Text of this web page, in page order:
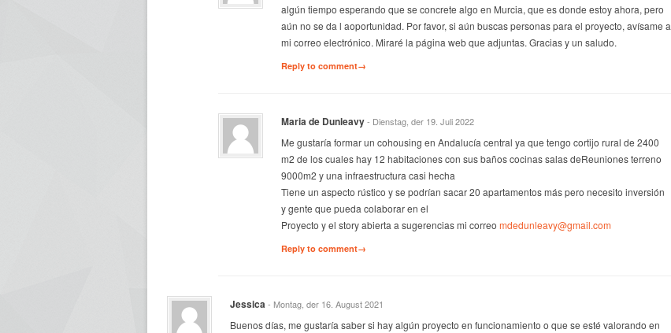
algún tiempo esperando que se concrete algo en Murcia, que es donde estoy ahora, pero
aún no se da l aoportunidad. Por favor, si aún buscas personas para el proyecto, avísame a
mi correo electrónico. Miraré la página web que adjuntas. Gracias y un saludo.
Reply to comment→
Maria de Dunleavy- Dienstag, der 19. Juli 2022
Me gustaría formar un cohousing en Andalucía central ya que tengo cortijo rural de 2400
m2 de los cuales hay 12 habitaciones con sus baños cocinas salas deReuniones terreno
9000m2 y una infraestructura casi hecha
Tiene un aspecto rústico y se podrían sacar 20 apartamentos más pero necesito inversión
y gente que pueda colaborar en el
Proyecto y el story abierta a sugerencias mi correo mdedunleavy@gmail.com
Reply to comment→
Jessica- Montag, der 16. August 2021
Buenos días, me gustaría saber si hay algún proyecto en funcionamiento o que se esté valorando en